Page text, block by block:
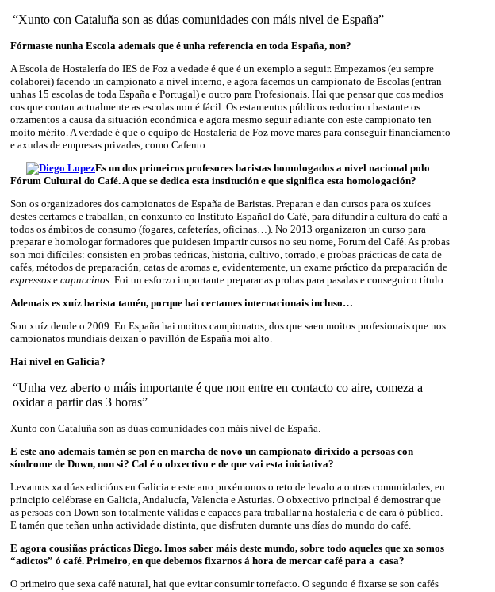
“Xunto con Cataluña son as dúas comunidades con máis nivel de España”
Fórmaste nunha Escola ademais que é unha referencia en toda España, non?
A Escola de Hostalería do IES de Foz a vedade é que é un exemplo a seguir. Empezamos (eu sempre
colaborei) facendo un campionato a nivel interno, e agora facemos un campionato de Escolas (entran
unhas 15 escolas de toda España e Portugal) e outro para Profesionais. Hai que pensar que cos medios
cos que contan actualmente as escolas non é fácil. Os estamentos públicos reduciron bastante os
orzamentos a causa da situación económica e agora mesmo seguir adiante con este campionato ten
moito mérito. A verdade é que o equipo de Hostalería de Foz move mares para conseguir financiamento
e axudas de empresas privadas, como Cafento.
Es un dos primeiros profesores baristas homologados a nivel nacional polo
Fórum Cultural do Café. A que se dedica esta institución e que significa esta homologación?
Son os organizadores dos campionatos de España de Baristas. Preparan e dan cursos para os xuíces
destes certames e traballan, en conxunto co Instituto Español do Café, para difundir a cultura do café a
todos os ámbitos de consumo (fogares, cafeterías, oficinas…). No 2013 organizaron un curso para
preparar e homologar formadores que puidesen impartir cursos no seu nome, Forum del Café. As probas
son moi difíciles: consisten en probas teóricas, historia, cultivo, torrado, e probas prácticas de cata de
cafés, métodos de preparación, catas de aromas e, evidentemente, un exame práctico da preparación de
espressos e capuccinos . Foi un esforzo importante preparar as probas para pasalas e conseguir o título.
Ademais es xuíz barista tamén, porque hai certames internacionais incluso…
Son xuíz dende o 2009. En España hai moitos campionatos, dos que saen moitos profesionais que nos
campionatos mundiais deixan o pavillón de España moi alto.
Hai nivel en Galicia?
“Unha vez aberto o máis importante é que non entre en contacto co aire, comeza a
oxidar a partir das 3 horas”
Xunto con Cataluña son as dúas comunidades con máis nivel de España.
E este ano ademais tamén se pon en marcha de novo un campionato dirixido a persoas con
síndrome de Down, non si? Cal é o obxectivo e de que vai esta iniciativa?
Levamos xa dúas edicións en Galicia e este ano puxémonos o reto de levalo a outras comunidades, en
principio celébrase en Galicia, Andalucía, Valencia e Asturias. O obxectivo principal é demostrar que
as persoas con Down son totalmente válidas e capaces para traballar na hostalería e de cara ó público.
E tamén que teñan unha actividade distinta, que disfruten durante uns días do mundo do café.
E agora cousiñas prácticas Diego. Imos saber máis deste mundo, sobre todo aqueles que xa somos
“adictos” ó café. Primeiro, en que debemos fixarnos á hora de mercar café para a casa?
O primeiro que sexa café natural, hai que evitar consumir torrefacto. O segundo é fixarse se son cafés